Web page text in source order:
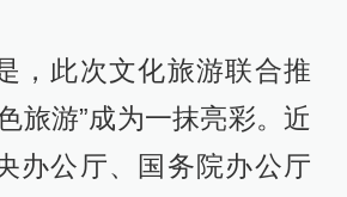
，此次文化旅游联合推
旅游”成为一抹亮彩。近
办公厅、国务院办公厅